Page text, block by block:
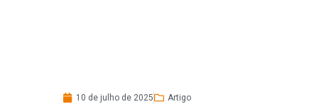
10 de julho de 2025 Artigo